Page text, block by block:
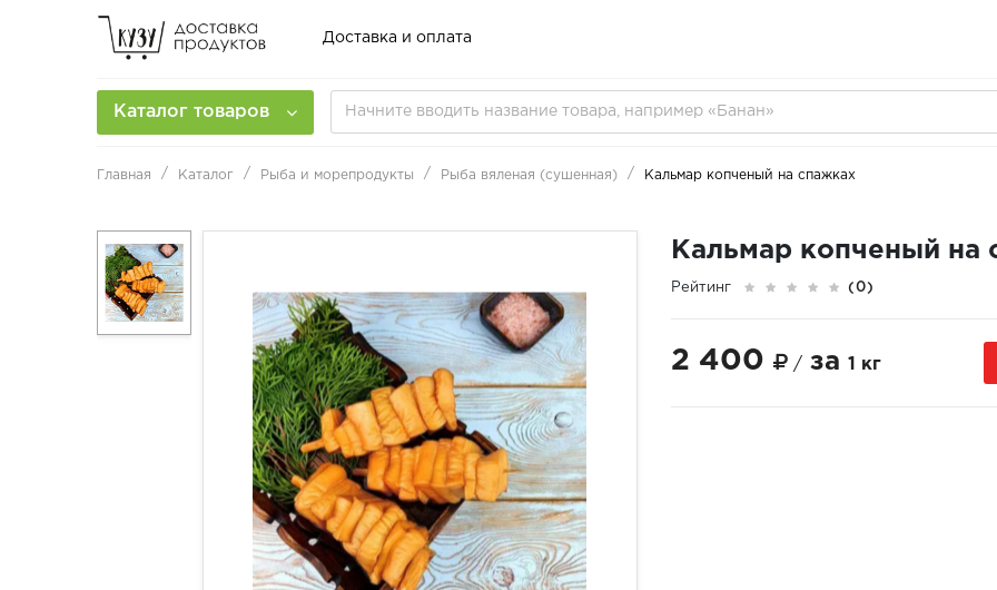
Доставка и оплата
Каталог товаров
Главная Каталог Рыба и морепродукты Рыба вяленая (сушенная) Кальмар копченый на спажках
Кальмар копченый на
Рейтинг (0)
2 400 /за 1 кг